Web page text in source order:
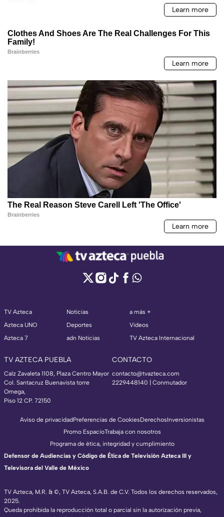
TV Azteca
Azteca UNO
Azteca 7
Noticias
Deportes
adn Noticias
a más +
Videos
TV Azteca Internacional
TV AZTECA PUEBLA
Calz Zavaleta 1108, Plaza Centro Mayor
Col. Santacruz Buenavista torre
Omega,
Piso 12 CP. 72150
CONTACTO
contacto@tvazteca.com
2229448140 | Conmutador
TV Azteca, M.R. & ©, TV Azteca, S.A.B. de C.V. Todos los derechos reservados,
2025.
Queda prohibida la reproducción total o parcial sin la autorización previa,
Aviso de privacidadPreferencias de CookiesDerechosInversionistas
Promo EspacioTrabaja con nosotros
Programa de ética, integridad y cumplimiento
Defensor de Audiencias y Código de Ética de Televisión Azteca III y
Televisora del Valle de México